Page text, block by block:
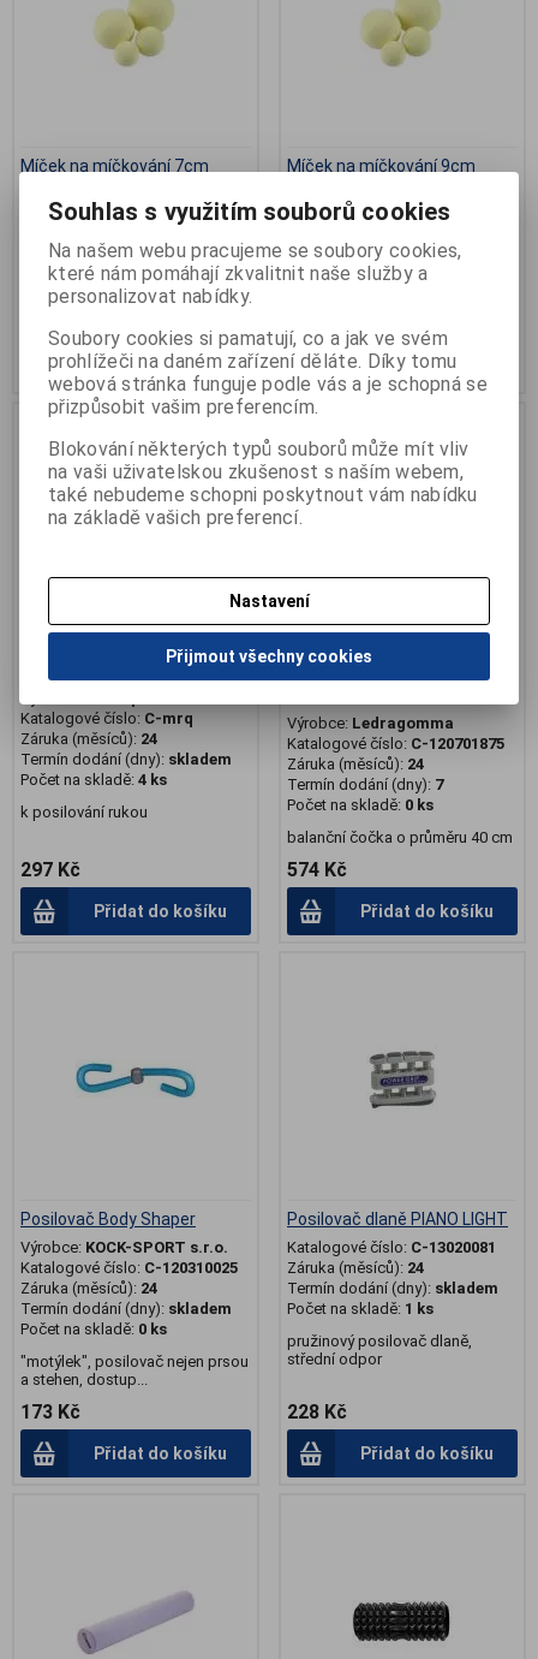
Míček na míčkování 7cm
Záruka (měsíců): 24
Počet na skladě: >5ks
průměr 7cm
Přidat do košíku
Míček na míčkování 9cm
Záruka (měsíců): 24
Počet na skladě:>5ks
Přidat do košíku
Modelína rehabilitační Qmed
Katalogové číslo: C-mrq
Záruka (měsíců): 24
Termín dodání (dny): skladem
Počet na skladě: 4 ks
k posilování rukou
297 Kč
Přidat do košíku
Podložka Activa Disc
Výrobce: Ledragomma
Katalogové číslo: C-120701875
Záruka (měsíců): 24
Termín dodání (dny): 7
Počet na skladě: 0 ks
balanční čočka o průměru 40 cm
574 Kč
Přidat do košíku
Posilovač Body Shaper
Výrobce: KOCK-SPORT s.r.o.
Katalogové číslo: C-120310025
Záruka (měsíců): 24
Termín dodání (dny): skladem
Počet na skladě: 0 ks
"motýlek", posilovač nejen prsou
a stehen, dostup...
173 Kč
Přidat do košíku
Posilovač dlaně PIANO LIGHT
Katalogové číslo: C-13020081
Záruka (měsíců): 24
Termín dodání (dny): skladem
Počet na skladě: 1 ks
pružinový posilovač dlaně,
střední odpor
228 Kč
Přidat do košíku
Souhlas s využitím souborů cookies
Na našem webu pracujeme se soubory cookies,
které nám pomáhají zkvalitnit naše služby a
personalizovat nabídky.
Soubory cookies si pamatují, co a jak ve svém
prohlížeči na daném zařízení děláte. Díky tomu
webová stránka funguje podle vás a je schopná se
přizpůsobit vašim preferencím.
Blokování některých typů souborů může mít vliv
na vaši uživatelskou zkušenost s naším webem,
také nebudeme schopni poskytnout vám nabídku
na základě vašich preferencí.
Nastavení
Přijmout všechny cookies